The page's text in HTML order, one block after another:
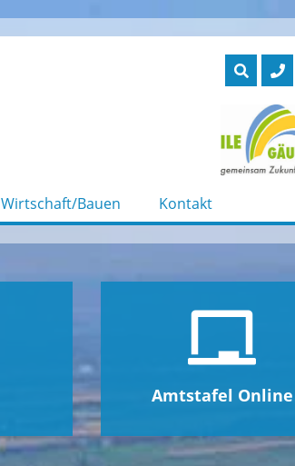
Wirtschaft/Bauen Kontakt
Amtstafel Online